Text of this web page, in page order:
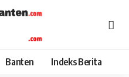
Banten Indeks Berita